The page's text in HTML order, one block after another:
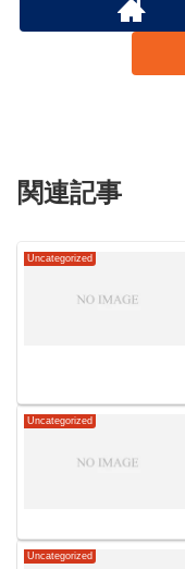
関連記事
Uncategorized
Uncategorized
Uncategorized